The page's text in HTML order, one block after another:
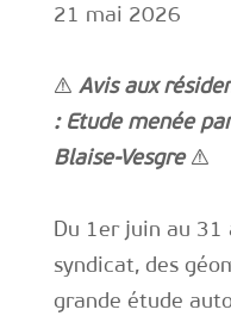
21 mai 2026
⚠️ Avis aux
: Etude menée
Blaise-Vesgre⚠️
Du 1er juin au 31
syndicat, des
grande étude